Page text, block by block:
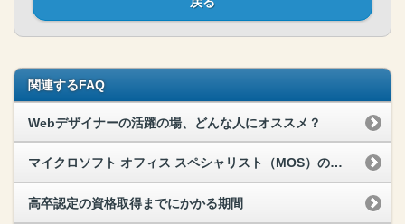
関連するFAQ
Webデザイナーの活躍の場、どんな人にオススメ？
マイクロソフト オフィス スペシャリスト（MOS）の資格取得までにかかる期間
高卒認定の資格取得までにかかる期間